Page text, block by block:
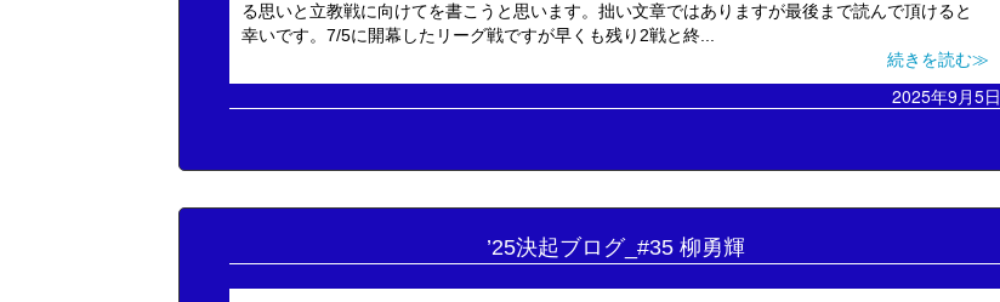
る思いと立教戦に向けてを書こうと思います。拙い文章ではありますが最後まで読んで頂けると
幸いです。7/5に開幕したリーグ戦ですが早くも残り2戦と終...
続きを読む≫
2025年9月5日
’25決起ブログ_#35 柳勇輝